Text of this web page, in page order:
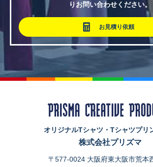
りお問い合わせください。
お見積り依頼
オリジナルTシャツ・Tシャツプリ
株式会社プリズマ
〒577-0024 大阪府東大阪市荒本